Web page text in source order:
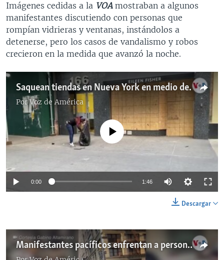
Imágenes cedidas a la VOAmostraban a algunos
manifestantes discutiendo con personas que
rompían vidrieras y ventanas, instándolos a
detenerse, pero los casos de vandalismo y robos
crecieron en la medida que avanzó la noche.
Saquean tiendas en Nueva York en medio de protestas contra la violencia policial
PorVoz de América
No media source currently available
0:00 1:46
Descargar
Manifestantes pacíficos enfrentan a personas que vandalizaban una tienda en Nueva York